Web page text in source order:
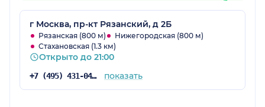
г Москва, пр-кт Рязанский, д 2Б
Рязанская (800 м)
Нижегородская (800 м)
Стахановская (1.3 км)
Открыто до 21:00
+7 (495) 431-04-73 показать